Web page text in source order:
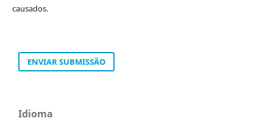
causados.
ENVIAR SUBMISSÃO
Idioma